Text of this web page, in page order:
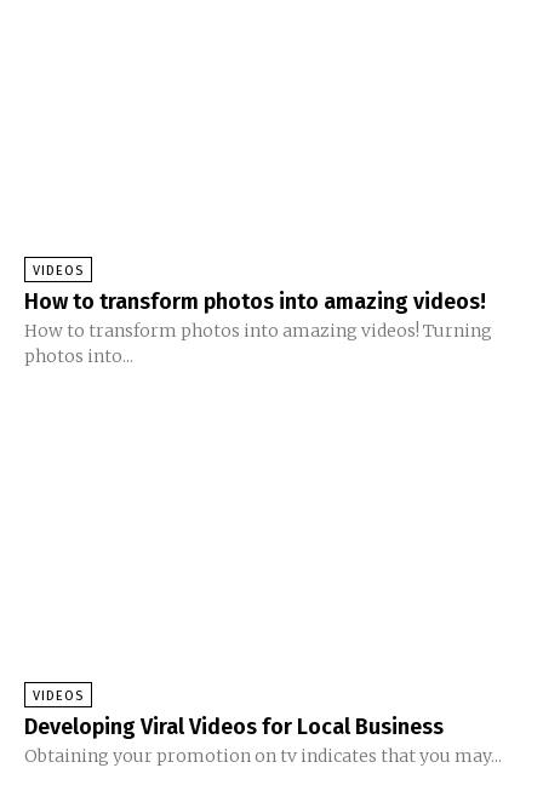
VIDEOS
How to transform photos into amazing videos!
How to transform photos into amazing videos! Turning
photos into...
VIDEOS
Developing Viral Videos for Local Business
Obtaining your promotion on tv indicates that you may...